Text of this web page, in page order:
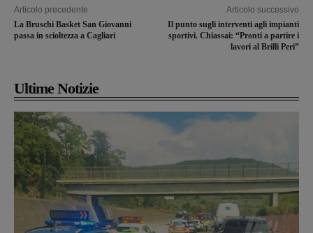
Articolo precedente
La Bruschi Basket San Giovanni
passa in scioltezza a Cagliari
Articolo successivo
Il punto sugli interventi agli impianti
sportivi. Chiassai: “Pronti a partire i
lavori al Brilli Peri”
Ultime Notizie